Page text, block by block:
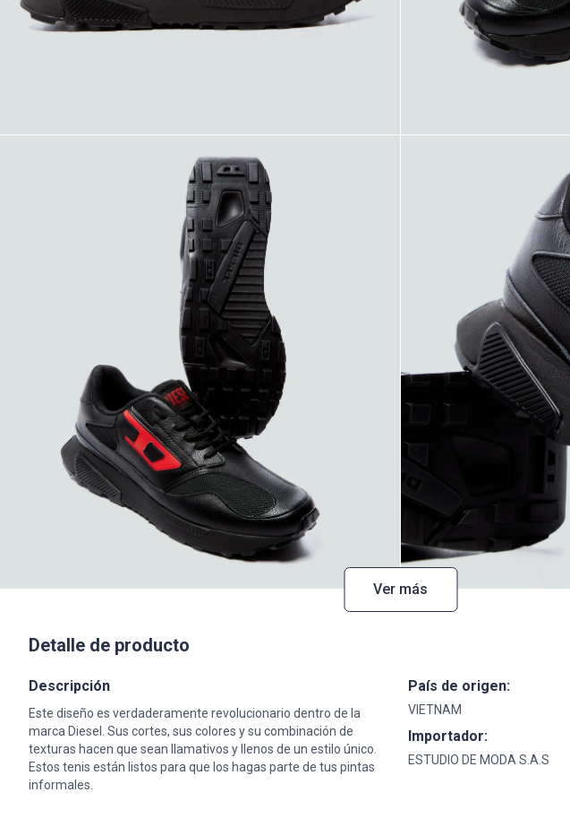
Ver más
Detalle de producto
Descripción
Este diseño es verdaderamente revolucionario dentro de la
marca Diesel. Sus cortes, sus colores y su combinación de
texturas hacen que sean llamativos y llenos de un estilo único.
Estos tenis están listos para que los hagas parte de tus pintas
informales.
País de origen:
VIETNAM
Importador:
ESTUDIO DE MODA S.A.S